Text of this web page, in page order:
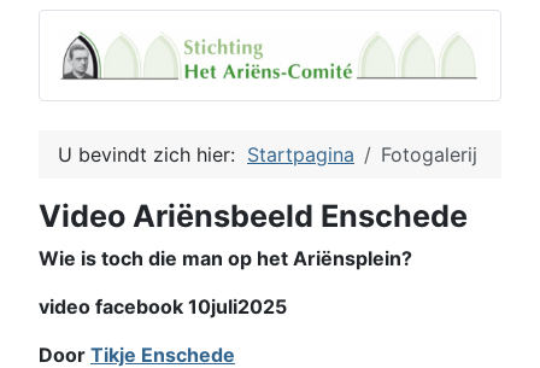
U bevindt zich hier: Startpagina Fotogalerij
Video Ariënsbeeld Enschede
Wie is toch die man op het Ariënsplein?
video facebook 10juli2025
Door Tikje Enschede